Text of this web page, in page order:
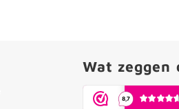
Wat zeggen